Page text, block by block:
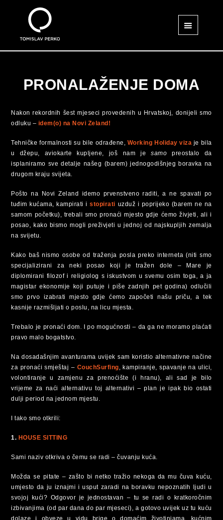
PRONALAŽENJE DOMA
Nakon rekordnih šest mjeseci provedenih u Hrvatskoj, donijeli smo
odluku – idem(o) na Novi Zeland!
Tehničke formalnosti su bile odrađene, Working Holiday viza je bila
u džepu, aviokarte kupljene, još nam jesamopreostalo da
isplaniramo sve detalje našeg (barem) jednogodišnjeg boravka na
drugom kraju svijeta.
Pošto na Novi Zeland idemo prvenstveno raditi, a ne spavati po
tuđim kućama, kampirati istopirati uzduž i poprijeko (barem ne na
samom početku), trebali smo pronaći mjesto gdje ćemo živjeti, ali i
posao, kako bismo mogli preživjeti u jednoj od najskupljih zemalja
na svijetu.
Kako baš nismo osobe od traženja posla preko interneta (niti smo
specijalizirani za neki posao koji je tražen dole – Mare je
diplomirani filozof i religiolog s iskustvom u svemu osim toga, a ja
magistar ekonomije koji putuje i piše zadnjih pet godina) odlučili
smo prvo izabrati mjesto gdje ćemo započeti našu priču, a tek
kasnije razmišljati o poslu, na licu mjesta.
Trebalo je pronaći dom. I po mogućnosti – da ga ne moramo plaćati
pravo malo bogatstvo.
Na dosadašnjim avanturama uvijek sam koristio alternativne načine
za pronaći smještaj – CouchSurfing, kampiranje, spavanje na ulici,
volontiranje u zamjenu za prenoćište (i hranu), ali sad je bilo
vrijeme za naći alternativu toj alternativi – plan je ipak bio ostati
dulji period na jednom mjestu.
I tako smo otkrili:
1. HOUSE SITTING
Sami naziv otkriva o čemu se radi – čuvanju kuća.
Možda se pitate – zašto bi netko tražio nekoga da mu čuva kuću,
umjesto da ju iznajmi i usput zaradi na boravku nepoznatih ljudi u
svojoj kući? Odgovor je jednostavan – tu se radi o kratkoročnim
izbivanjima (od par dana do par mjeseci), a gotovo uvijek uz tu kuću
dolaze i obveze u vidu brige o domaćim životinjama, kućnim